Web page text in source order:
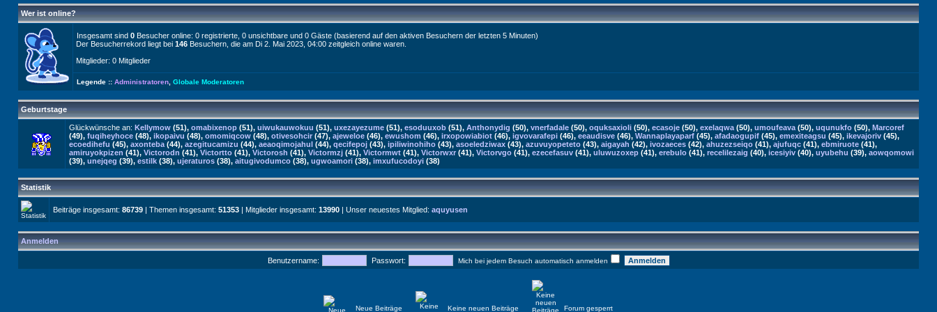
Wer ist online?
Insgesamt sind 0 Besucher online: 0 registrierte, 0 unsichtbare und 0 Gäste (basierend auf den aktiven Besuchern der letzten 5 Minuten)
Der Besucherrekord liegt bei 146 Besuchern, die am Di 2. Mai 2023, 04:00 zeitgleich online waren.
Mitglieder: 0 Mitglieder
Legende :: Administratoren Globale Moderatoren
Geburtstage
Glückwünsche an: Kellymow (51), omabixenop (51), uiwukauwokuu (51), uxezayezume (51), esoduuxob (51), Anthonydig (50), vnerfadale (50), oquksaxioli (50), ecasoje (50), exelaqwa (50), umoufeava (50), uqunukfo (50), Marcoref
(49), fuqiheyhoce (48), ikopaivu (48), omomiqcow (48), otivesohcir (47), ajeweloe (46), ewushom (46), irxopowiabiot (46), igvovarafepi (46), eeaudisve (46), Wannaplayaparf (45), afadaogupif (45), emexiteagsu (45), ikevajoriv (45),
ecoedihefu (45), axonteba (44), azegitucamizu (44), aeaoqimojahul (44), qecifepoj (43), ipiliwinohiho (43), asoeledziwax (43), azuvuyopeteto (43), aigayah (42), ivozaeces (42), ahuzezseiqo (41), ajufuqc (41), ebmiruote (41),
amiruyokpizen (41), Victorodn (41), Victortto (41), Victorosh (41), Victormzj (41), Victormwt (41), Victorwxr (41), Victorvgo (41), ezecefasuv (41), uluwuzoxep (41), erebulo (41), recelilezaig (40), icesiyiv (40), uyubehu (39), aowqomowi
(39), unejqeg (39), estilk (38), ujeraturos (38), aitugivodumco (38), ugwoamori (38), imxufucodoyi (38)
Statistik
Beiträge insgesamt: 86739 | Themen insgesamt: 51353 | Mitglieder insgesamt: 13990 | Unser neuestes Mitglied: aquyusen
Anmelden
Benutzername: Passwort: Mich bei jedem Besuch automatisch anmelden
Neue Beiträge Keine neuen Beiträge Forum gesperrt